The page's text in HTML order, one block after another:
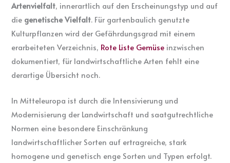
Artenvielfalt, innerartlich auf den Erscheinungstyp und auf
die genetische Vielfalt. Für gartenbaulich genutzte
Kulturpflanzen wird der Gefährdungsgrad mit einem
erarbeiteten Verzeichnis, Rote Liste Gemüse inzwischen
dokumentiert, für landwirtschaftliche Arten fehlt eine
derartige Übersicht noch.
In Mitteleuropa ist durch die Intensivierung und
Modernisierung der Landwirtschaft und saatgutrechtliche
Normen eine besondere Einschränkung
landwirtschaftlicher Sorten auf ertragreiche, stark
homogene und genetisch enge Sorten und Typen erfolgt.